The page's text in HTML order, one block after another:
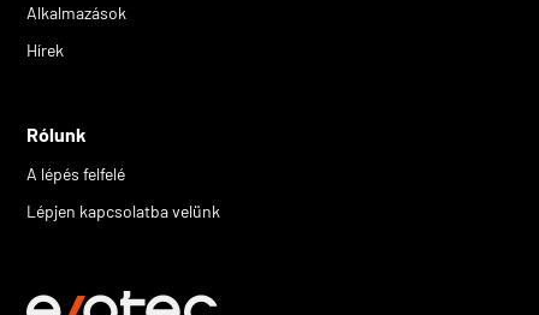
Alkalmazások
Hírek
Rólunk
A lépés felfelé
Lépjen kapcsolatba velünk